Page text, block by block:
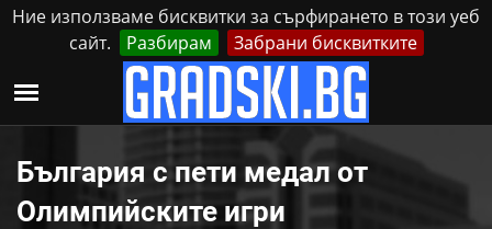
Ние използваме бисквитки за сърфирането в този уеб
сайт.
Разбирам Забрани бисквитките
Петък, 7 Август, 2026 Реклама Контакти
България с пети медал от
Олимпийските игри